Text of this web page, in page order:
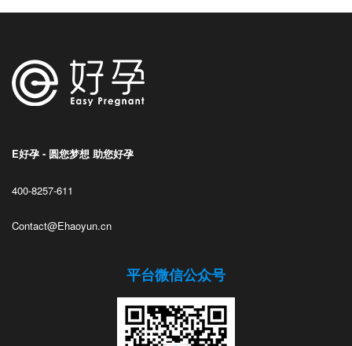
E好孕 - 圆您梦想 助您好孕
400-8257-611
Contact@Ehaoyun.cn
平台微信公众号